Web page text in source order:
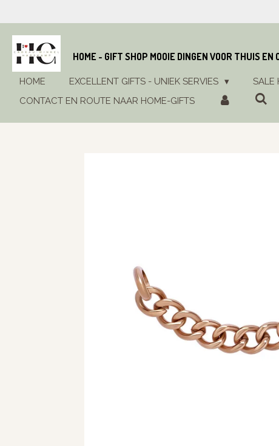
direct
naar
de
hoofdinhoud
HOME - GIFT SHOP MOOIE DINGEN VOOR THUIS EN
HOME EXCELLENT GIFTS - UNIEK SERVIES SALE
CONTACT EN ROUTE NAAR HOME-GIFTS